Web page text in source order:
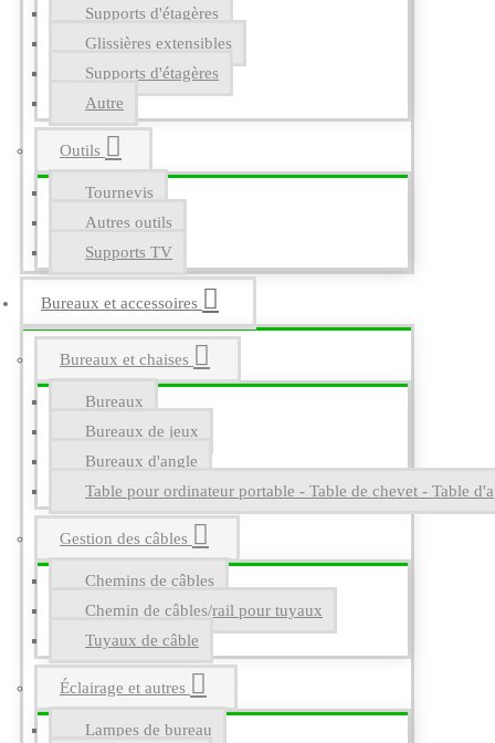
Supports d'étagères
Glissières extensibles
Supports d'étagères
Autre
Outils
Tournevis
Autres outils
Supports TV
Bureaux et accessoires
Bureaux et chaises
Bureaux
Bureaux de jeux
Bureaux d'angle
Table pour ordinateur portable - Table de chevet - Table
Gestion des câbles
Chemins de câbles
Chemin de câbles/rail pour tuyaux
Tuyaux de câble
Éclairage et autres
Lampes de bureau